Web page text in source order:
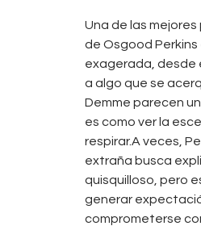
Una de las mejores
de Osgood
exagerada, desde
a algo que se
Demme parecen
es como ver la
respirar.A veces,
extraña busca
quisquilloso, pero
generar
comprometerse